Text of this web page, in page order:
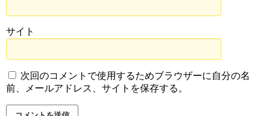
サイト
次回のコメントで使用するためブラウザーに自分の名
前、メールアドレス、サイトを保存する。